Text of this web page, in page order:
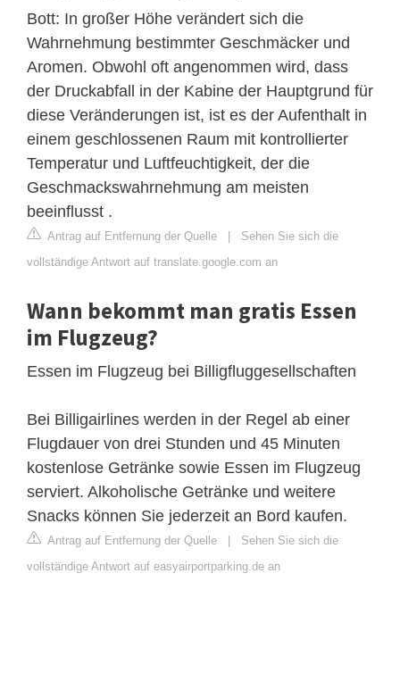
Bott: In großer Höhe verändert sich die
Wahrnehmung bestimmter Geschmäcker und
Aromen. Obwohl oft angenommen wird, dass
der Druckabfall in der Kabine der Hauptgrund für
diese Veränderungen ist, ist es der Aufenthalt in
einem geschlossenen Raum mit kontrollierter
Temperatur und Luftfeuchtigkeit, der die
Geschmackswahrnehmung am meisten
beeinflusst .
Antrag auf Entfernung der Quelle | Sehen Sie sich die
vollständige Antwort auf translate.google.com an
Wann bekommt man gratis Essen
im Flugzeug?
Essen im Flugzeug bei Billigfluggesellschaften
Bei Billigairlines werden in der Regel ab einer
Flugdauer von drei Stunden und 45 Minuten
kostenlose Getränke sowie Essen im Flugzeug
serviert. Alkoholische Getränke und weitere
Snacks können Sie jederzeit an Bord kaufen.
Antrag auf Entfernung der Quelle | Sehen Sie sich die
vollständige Antwort auf easyairportparking.de an